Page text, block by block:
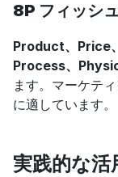
8P フィッシ
Product、Price
Process、
ます。マーケテ
に適しています。
実践的な活